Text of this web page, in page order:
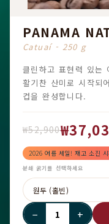
PANAMA
Catuaí - 250 g
클린하고 표현력 있는
활기찬 산미로 시작되
컵을 완성합니다.
₩52,900
2026 여름 세일! 재고 소진
분쇄 굵기를 선택하세요
− +